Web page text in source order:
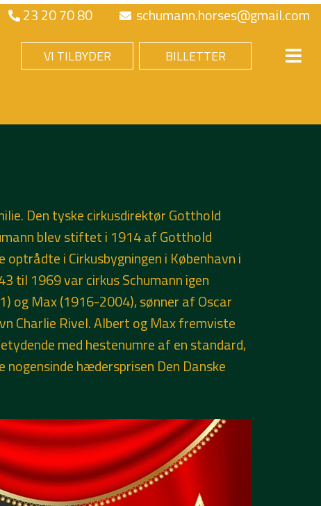
23 20 70 80 schumann.horses@gmail.com
BILLETTER
VI TILBYDER
Den tyske cirkusdirektør Gotthold
blev stiftet i 1914 af Gotthold
i Cirkusbygningen i København i
til 1969 var cirkus Schumann igen
og Max (1916-2004), sønner af Oscar
Charlie Rivel. Albert og Max fremviste
med hestenumre af en standard,
hædersprisen Den Danske